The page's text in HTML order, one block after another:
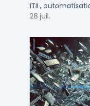
ITIL,
d'usage par taille
28 juil.